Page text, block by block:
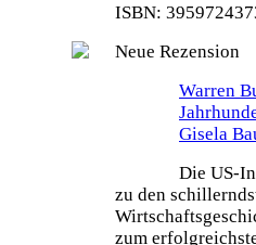
ISBN:
Neue Rezension
Warren
Gisela
Die US-
zu den
zum